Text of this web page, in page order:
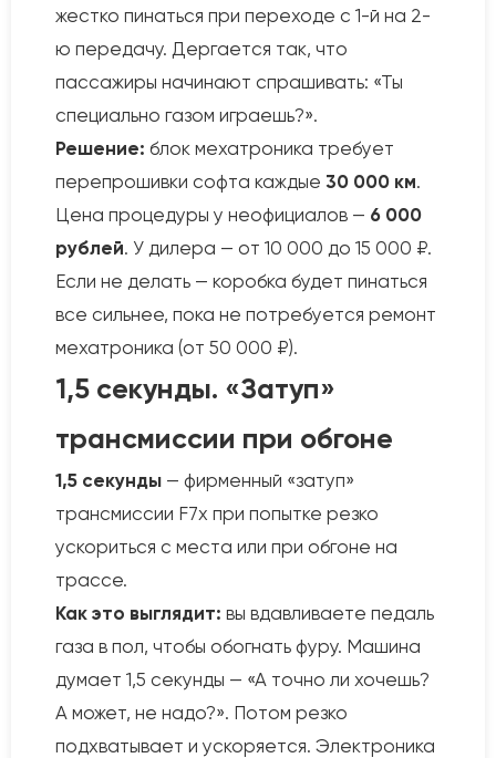
жестко пинаться при переходе с 1-й на 2-
ю передачу. Дергается так, что
пассажиры начинают спрашивать: «Ты
специально газом играешь?».
Решение: блок мехатроника требует
перепрошивки софта каждые 30 000 км.
Цена процедуры у неофициалов — 6 000
рублей. У дилера — от 10 000 до 15 000 ₽.
Если не делать — коробка будет пинаться
все сильнее, пока не потребуется ремонт
мехатроника (от 50 000 ₽).
1,5 секунды. «Затуп»
трансмиссии при обгоне
1,5 секунды — фирменный «затуп»
трансмиссии F7x при попытке резко
ускориться с места или при обгоне на
трассе.
Как это выглядит: вы вдавливаете педаль
газа в пол, чтобы обогнать фуру. Машина
думает 1,5 секунды — «А точно ли хочешь?
А может, не надо?». Потом резко
подхватывает и ускоряется. Электроника